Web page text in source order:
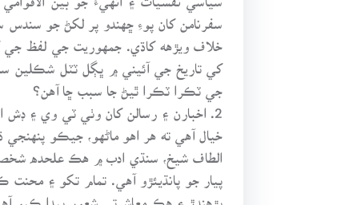
سفرنامن کان پوءِ ڇهندو پر لکڻ جو سندس
خلاف ويڙهه کاڌي. جمهوريت جي لفظ جي
کي تاريخ جي آئيني ۾ ڀڳل ٽٽل شڪلين
جي ٽڪرا ٽڪرا ٿيڻ جا سبب ڇا آهن؟
2. اخبارن ۽ رسالن کان وٺي ٽي وي ۽
خيال آهي ته هر اهو ماڻهو، جيڪو
الطاف شيخ، سنڌي ادب ۾ هڪ علحده
پيار جو پانڌيئڙو آهي. تمام تکو ۽
پڙهندڙ ۽ هڪ معاشرتي شعور پيدا ڪيو